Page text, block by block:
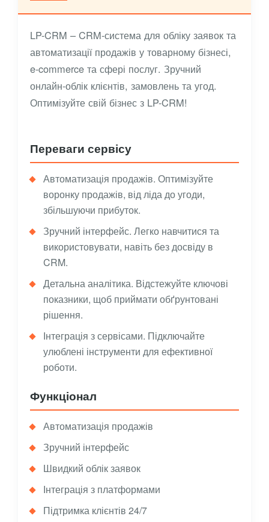
LP-CRM – CRM-система для обліку заявок та
автоматизації продажів у товарному бізнесі,
e-commerce та сфері послуг. Зручний
онлайн-облік клієнтів, замовлень та угод.
Оптимізуйте свій бізнес з LP-CRM!
Переваги сервісу
Автоматизація продажів. Оптимізуйте
воронку продажів, від ліда до угоди,
збільшуючи прибуток.
Зручний інтерфейс. Легко навчитися та
використовувати, навіть без досвіду в
CRM.
Детальна аналітика. Відстежуйте ключові
показники, щоб приймати обґрунтовані
рішення.
Інтеграція з сервісами. Підключайте
улюблені інструменти для ефективної
роботи.
Функціонал
Автоматизація продажів
Зручний інтерфейс
Швидкий облік заявок
Інтеграція з платформами
Підтримка клієнтів 24/7